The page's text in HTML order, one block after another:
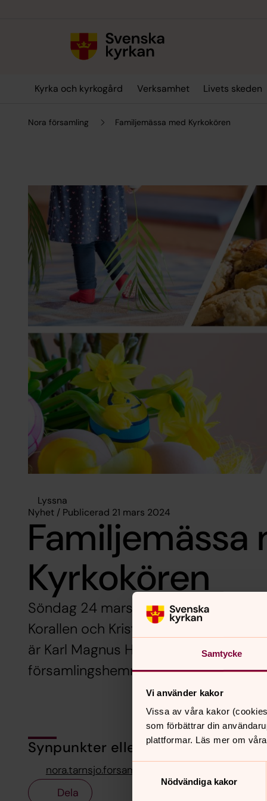
Samtycke
Vi använder kakor
Vissa av våra kakor
som förbättrar din
plattformar. Läs mer om
Samtyckesval
Nödvändiga kakor
Kyrka och kyrkogård Verksamhet Livets skeden
Nora församling Familjemässa med Kyrkokören
Lyssna
Nyhet / Publicerad 21 mars 2024
Familjemässa
Kyrkokören
Söndag 24 mars 11.00 i Nora kyrka.
Korallen och Kristallen. Årets
är Karl Magnus Hansson. Kyrkkaffe
församlingshemmet efter mässan.
Synpunkter eller frågor på sidans
nora.tarnsjo.forsamling@svenskakyrkan.se
Dela